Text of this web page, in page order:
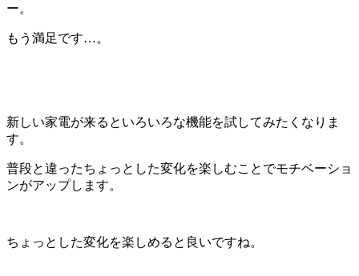
ー。
もう満足です…。
新しい家電が来るといろいろな機能を試してみたくなりま
す。
普段と違ったちょっとした変化を楽しむことでモチベーショ
ンがアップします。
ちょっとした変化を楽しめると良いですね。